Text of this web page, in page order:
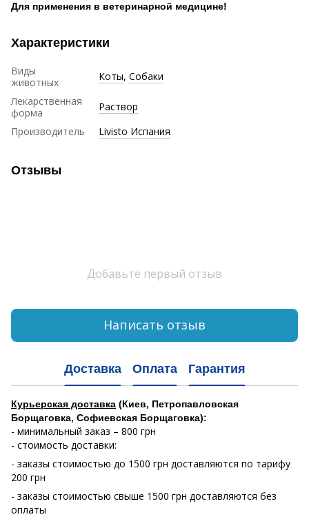
Для применения в ветеринарной медицине!
Характеристики
Виды
животных
Коты, Собаки
Лекарственная
форма
Раствор
Производитель
Livisto Испания
Отзывы
Добавьте первый отзыв
Написать отзыв
Доставка Оплата Гарантия
Курьерская доставка (Киев, Петропавловская
Борщаговка, Софиевская Борщаговка):
- минимальный заказ – 800 грн
- стоимость доставки:
- заказы стоимостью до 1500 грн доставляются по тарифу
200 грн
- заказы стоимостью свыше 1500 грн доставляются без
оплаты